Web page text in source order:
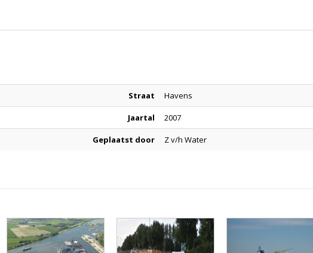
Straat Havens
Jaartal 2007
Geplaatst door Z v/h Water